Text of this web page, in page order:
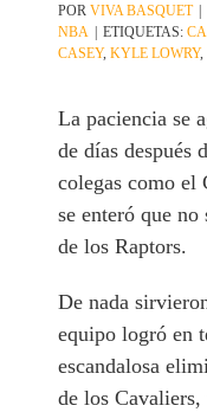
PORVIVA BASQUET
NBA
ETIQUETAS:
CASEY,KYLE LOWRY,
La paciencia se
de días después
colegas como el
se enteró que
de los Raptors.
De nada
equipo logró en
escandalosa
de los